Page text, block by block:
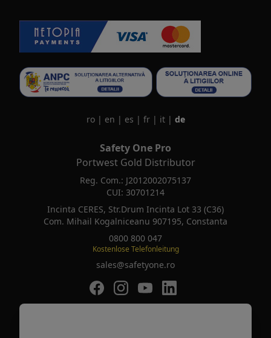
ro | en | es | fr | it | de
Safety One Pro
Portwest Gold Distributor
Reg. Com.: J2012002075137
CUI: 30701214
Incinta CERES, Str.Drum Incinta Lot 33 (C36)
Com. Mihail Kogalniceanu 907195, Constanta
0800 800 047
Kostenlose Telefonleitung
sales@safetyone.ro
SafetyOne pe Facebook
SafetyOne pe Instagram
SafetyOne pe Youtube
SafetyOne pe LinkedIn